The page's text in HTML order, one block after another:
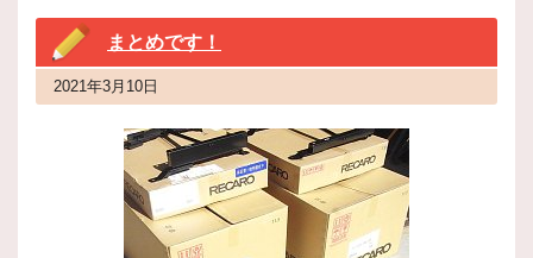
まとめです！
2021年3月10日